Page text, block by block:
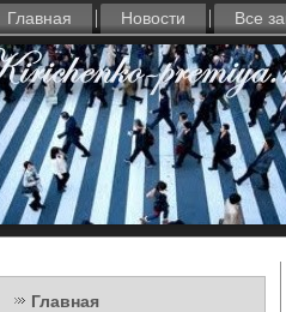
Главная Новости Все
Главная